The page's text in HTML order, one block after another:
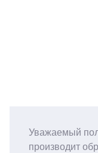
Уважаемый
производит